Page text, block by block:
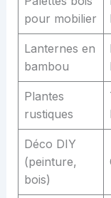
pour mobilier
Lanternes en
bambou
Plantes
rustiques
Déco DIY
(peinture,
bois)